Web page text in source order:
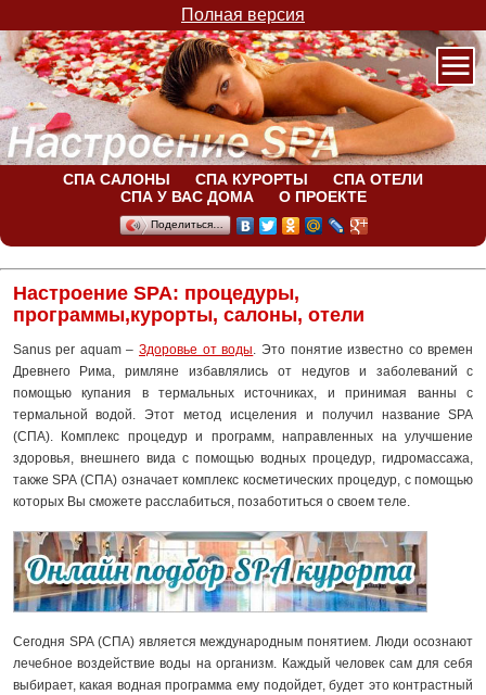
Полная версия
СПА САЛОНЫ СПА КУРОРТЫ
СПА ОТЕЛИ
СПА У ВАС ДОМА
О ПРОЕКТЕ
Поделиться…
Настроение SPA: процедуры,
программы,курорты, салоны, отели
Sanus per aquam –Здоровье от воды. Это понятие известно со времен
Древнего Рима, римляне избавлялись от недугов и заболеваний с
помощью купания в термальных источниках, и принимая ванны с
термальной водой. Этот метод исцеления и получил название SPA
(СПА). Комплекс процедур и программ, направленных на улучшение
здоровья, внешнего вида с помощью водных процедур, гидромассажа,
также SPA (СПА) означает комплекс косметических процедур, с помощью
которых Вы сможете расслабиться, позаботиться о своем теле.
Сегодня SPA (СПА) является международным понятием. Люди осознают
лечебное воздействие воды на организм. Каждый человек сам для себя
выбирает, какая водная программа ему подойдет, будет это контрастный